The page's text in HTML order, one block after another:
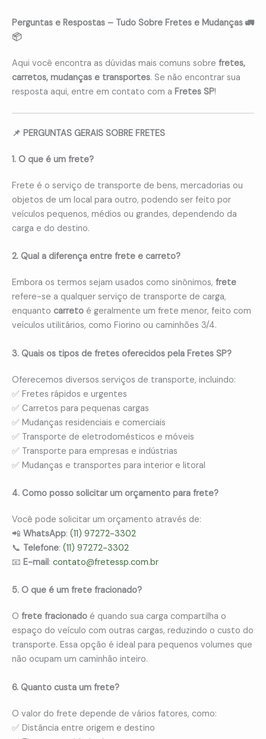
Perguntas e Respostas – Tudo Sobre Fretes e Mudanças 🚛
📦
Aqui você encontra as dúvidas mais comuns sobre fretes,
carretos, mudanças e transportes. Se não encontrar sua
resposta aqui, entre em contato com a Fretes SP!
📌 PERGUNTAS GERAIS SOBRE FRETES
1. O que é um frete?
Frete é o serviço de transporte de bens, mercadorias ou
objetos de um local para outro, podendo ser feito por
veículos pequenos, médios ou grandes, dependendo da
carga e do destino.
2. Qual a diferença entre frete e carreto?
Embora os termos sejam usados como sinônimos, frete
refere-se a qualquer serviço de transporte de carga,
enquanto carreto é geralmente um frete menor, feito com
veículos utilitários, como Fiorino ou caminhões 3/4.
3. Quais os tipos de fretes oferecidos pela Fretes SP?
Oferecemos diversos serviços de transporte, incluindo:
✅ Fretes rápidos e urgentes
✅ Carretos para pequenas cargas
✅ Mudanças residenciais e comerciais
✅ Transporte de eletrodomésticos e móveis
✅ Transporte para empresas e indústrias
✅ Mudanças e transportes para interior e litoral
4. Como posso solicitar um orçamento para frete?
Você pode solicitar um orçamento através de:
📲 WhatsApp: (11) 97272-3302
📞 Telefone: (11) 97272-3302
📧 E-mail: contato@fretessp.com.br
5. O que é um frete fracionado?
O frete fracionado é quando sua carga compartilha o
espaço do veículo com outras cargas, reduzindo o custo do
transporte. Essa opção é ideal para pequenos volumes que
não ocupam um caminhão inteiro.
6. Quanto custa um frete?
O valor do frete depende de vários fatores, como:
✅ Distância entre origem e destino